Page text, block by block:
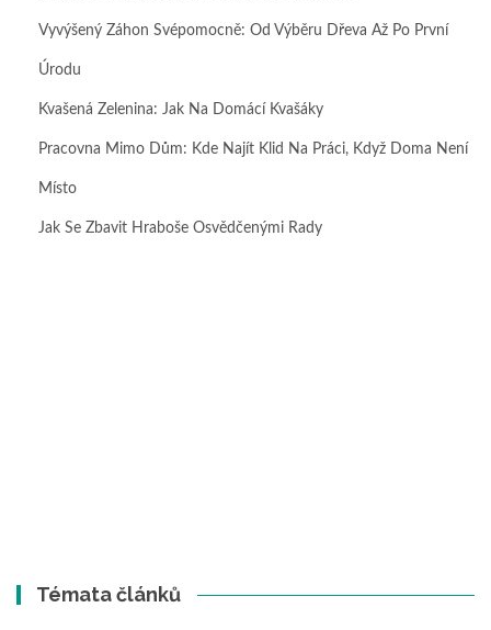
Vyvýšený Záhon Svépomocně: Od Výběru Dřeva Až Po První
Úrodu
Kvašená Zelenina: Jak Na Domácí Kvašáky
Pracovna Mimo Dům: Kde Najít Klid Na Práci, Když Doma Není
Místo
Jak Se Zbavit Hraboše Osvědčenými Rady
Témata článků